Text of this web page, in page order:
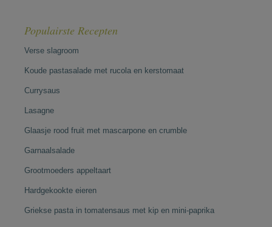
Populairste Recepten
Verse slagroom
Koude pastasalade met rucola en kerstomaat
Currysaus
Lasagne
Glaasje rood fruit met mascarpone en crumble
Garnaalsalade
Grootmoeders appeltaart
Hardgekookte eieren
Griekse pasta in tomatensaus met kip en mini-paprika